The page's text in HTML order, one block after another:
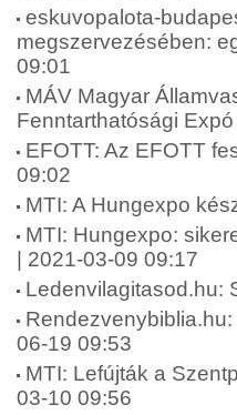
eskuvopalota-
megszervezésében:
09:01
MÁV Magyar
Fenntarthatósági
EFOTT: Az EFOTT
09:02
MTI: A Hungexpo
MTI: Hungexpo:
| 2021-03-09 09:17
Ledenvilagitasod.hu:
06-19 09:53
MTI: Lefújták a
03-10 09:56